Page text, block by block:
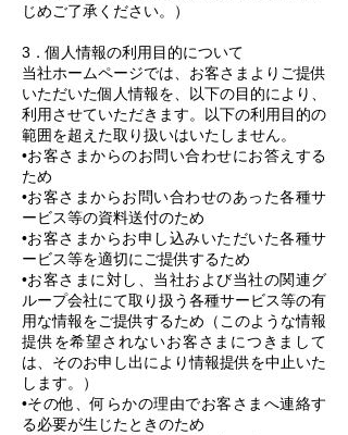
じめご了承ください。）
3．個人情報の利用目的について
当社ホームページでは、お客さまよりご提供
いただいた個人情報を、以下の目的により、
利用させていただきます。以下の利用目的の
範囲を超えた取り扱いはいたしません。
•お客さまからのお問い合わせにお答えする
ため
•お客さまからお問い合わせのあった各種サ
ービス等の資料送付のため
•お客さまからお申し込みいただいた各種サ
ービス等を適切にご提供するため
•お客さまに対し、当社および当社の関連グ
ループ会社にて取り扱う各種サービス等の有
用な情報をご提供するため（このような情報
提供を希望されないお客さまにつきまして
は、そのお申し出により情報提供を中止いた
します。）
•その他、何らかの理由でお客さまへ連絡す
る必要が生じたときのため